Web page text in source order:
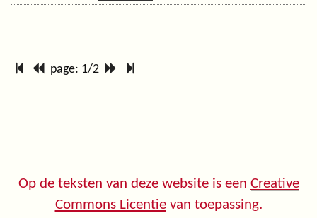
page: 1/2
Op de teksten van deze website is een Creative
Commons Licentievan toepassing.